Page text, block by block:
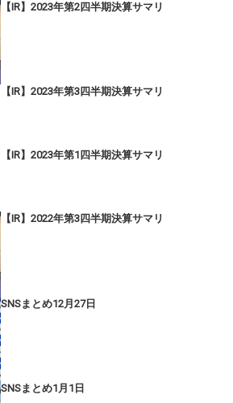
【IR】2023年第2四半期決算サマリ
【IR】2023年第3四半期決算サマリ
【IR】2023年第1四半期決算サマリ
【IR】2022年第3四半期決算サマリ
SNSまとめ12月27日
SNSまとめ1月1日